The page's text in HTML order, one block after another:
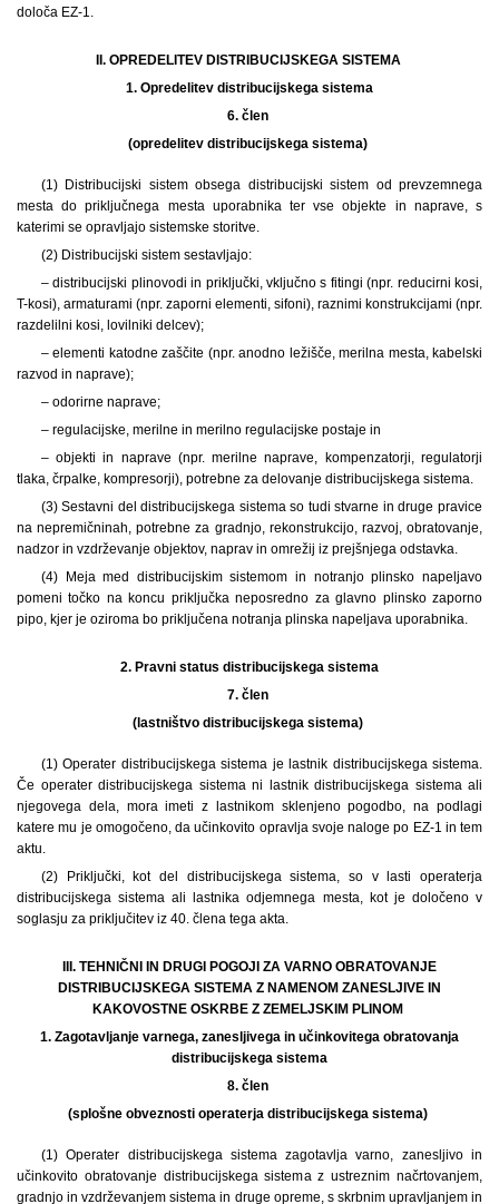
določa EZ-1.
II. OPREDELITEV DISTRIBUCIJSKEGA SISTEMA
1. Opredelitev distribucijskega sistema
6. člen
(opredelitev distribucijskega sistema)
(1) Distribucijski sistem obsega distribucijski sistem od prevzemnega
mesta do priključnega mesta uporabnika ter vse objekte in naprave, s
katerimi se opravljajo sistemske storitve.
(2) Distribucijski sistem sestavljajo:
– distribucijski plinovodi in priključki, vključno s fitingi (npr. reducirni kosi,
T-kosi), armaturami (npr. zaporni elementi, sifoni), raznimi konstrukcijami (npr.
razdelilni kosi, lovilniki delcev);
– elementi katodne zaščite (npr. anodno ležišče, merilna mesta, kabelski
razvod in naprave);
– odorirne naprave;
– regulacijske, merilne in merilno regulacijske postaje in
– objekti in naprave (npr. merilne naprave, kompenzatorji, regulatorji
tlaka, črpalke, kompresorji), potrebne za delovanje distribucijskega sistema.
(3) Sestavni del distribucijskega sistema so tudi stvarne in druge pravice
na nepremičninah, potrebne za gradnjo, rekonstrukcijo, razvoj, obratovanje,
nadzor in vzdrževanje objektov, naprav in omrežij iz prejšnjega odstavka.
(4) Meja med distribucijskim sistemom in notranjo plinsko napeljavo
pomeni točko na koncu priključka neposredno za glavno plinsko zaporno
pipo, kjer je oziroma bo priključena notranja plinska napeljava uporabnika.
2. Pravni status distribucijskega sistema
7. člen
(lastništvo distribucijskega sistema)
(1) Operater distribucijskega sistema je lastnik distribucijskega sistema.
Če operater distribucijskega sistema ni lastnik distribucijskega sistema ali
njegovega dela, mora imeti z lastnikom sklenjeno pogodbo, na podlagi
katere mu je omogočeno, da učinkovito opravlja svoje naloge po EZ-1 in tem
aktu.
(2) Priključki, kot del distribucijskega sistema, so v lasti operaterja
distribucijskega sistema ali lastnika odjemnega mesta, kot je določeno v
soglasju za priključitev iz 40. člena tega akta.
III. TEHNIČNI IN DRUGI POGOJI ZA VARNO OBRATOVANJE
DISTRIBUCIJSKEGA SISTEMA Z NAMENOM ZANESLJIVE IN
KAKOVOSTNE OSKRBE Z ZEMELJSKIM PLINOM
1. Zagotavljanje varnega, zanesljivega in učinkovitega obratovanja
distribucijskega sistema
8. člen
(splošne obveznosti operaterja distribucijskega sistema)
(1) Operater distribucijskega sistema zagotavlja varno, zanesljivo in
učinkovito obratovanje distribucijskega sistema z ustreznim načrtovanjem,
gradnjo in vzdrževanjem sistema in druge opreme, s skrbnim upravljanjem in